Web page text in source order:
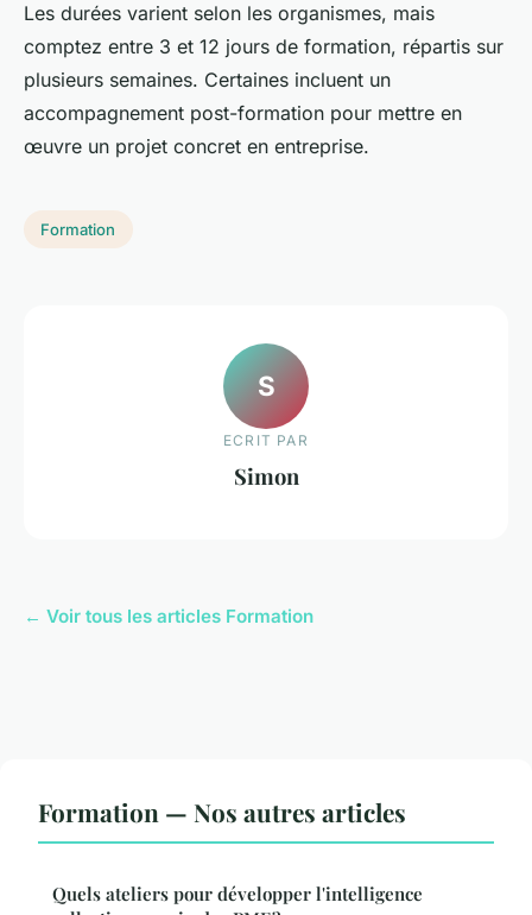
Les durées varient selon les organismes, mais
comptez entre 3 et 12 jours de formation, répartis sur
plusieurs semaines. Certaines incluent un
accompagnement post-formation pour mettre en
œuvre un projet concret en entreprise.
Formation
S
ECRIT PAR
Simon
← Voir tous les articles Formation
Formation — Nos autres articles
Quels ateliers pour développer l'intelligence